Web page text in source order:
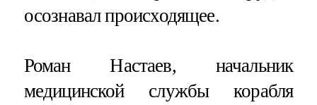
осознавал происходящее.
Роман Настаев, начальник
медицинской службы корабля